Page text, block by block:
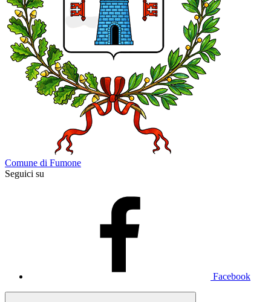
Comune di Fumone
Seguici su
Facebook